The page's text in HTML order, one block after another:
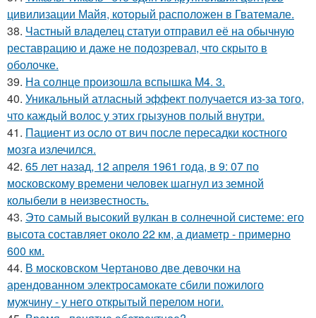
цивилизации Майя, который расположен в Гватемале.
38. Частный владелец статуи отправил её на обычную
реставрацию и даже не подозревал, что скрыто в
оболочке.
39. На солнце произошла вспышка M4. 3.
40. Уникальный атласный эффект получается из-за того,
что каждый волос у этих грызунов полый внутри.
41. Пациент из осло от вич после пересадки костного
мозга излечился.
42. 65 лет назад, 12 апреля 1961 года, в 9: 07 по
московскому времени человек шагнул из земной
колыбели в неизвестность.
43. Это самый высокий вулкан в солнечной системе: его
высота составляет около 22 км, а диаметр - примерно
600 км.
44. В московском Чертаново две девочки на
арендованном электросамокате сбили пожилого
мужчину - у него открытый перелом ноги.